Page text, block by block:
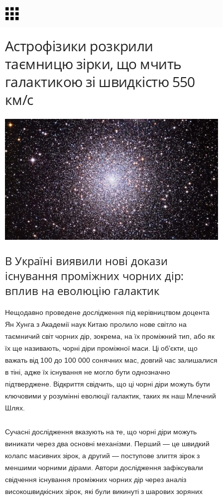
Астрофізики розкрили
таємницю зірки, що мчить
галактикою зі швидкістю 550
км/с
В Україні виявили нові докази
існування проміжних чорних дір:
вплив на еволюцію галактик
Нещодавно проведене дослідження під керівництвом доцента
Ян Хунга з Академії наук Китаю пролило нове світло на
таємничий світ чорних дір, зокрема, на їх проміжний тип, або як
їх ще називають, чорні діри проміжної маси. Ці об’єкти, що
важать від 100 до 100 000 сонячних мас, довгий час залишалися
в тіні, адже їх існування не могло бути однозначно
підтверджене. Відкриття свідчить, що ці чорні діри можуть бути
ключовими у розумінні еволюції галактик, таких як наш Млечний
Шлях.
Сучасні дослідження вказують на те, що чорні діри можуть
виникати через два основні механізми. Перший — це швидкий
колапс масивних зірок, а другий — поступове злиття зірок з
меншими чорними дірами. Автори дослідження зафіксували
свідчення існування проміжних чорних дір через аналіз
високошвидкісних зірок, які були викинуті з шарових зоряних